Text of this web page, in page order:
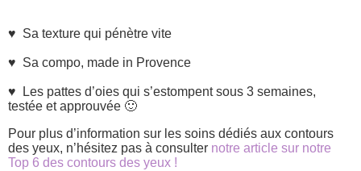
♥ Sa texture qui pénètre vite
♥ Sa compo, made in Provence
♥ Les pattes d’oies qui s’estompent sous 3 semaines,
testée et approuvée 🙂
Pour plus d’information sur les soins dédiés aux contours
des yeux, n’hésitez pas à consulter notre article sur notre
Top 6 des contours des yeux !